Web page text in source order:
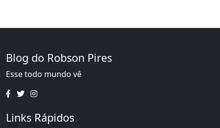
Blog do Robson Pires
Esse todo mundo vê
Links Rápidos